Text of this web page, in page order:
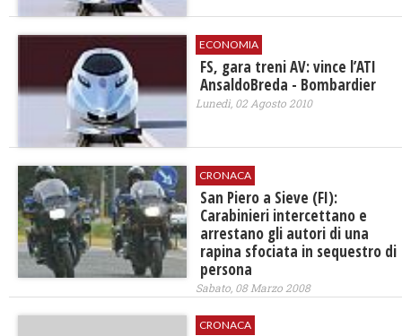
ECONOMIA
FS, gara treni AV: vince l’ATI
AnsaldoBreda - Bombardier
Lunedì, 02 Agosto 2010
CRONACA
San Piero a Sieve (FI):
Carabinieri intercettano e
arrestano gli autori di una
rapina sfociata in sequestro di
persona
Sabato, 08 Marzo 2008
CRONACA